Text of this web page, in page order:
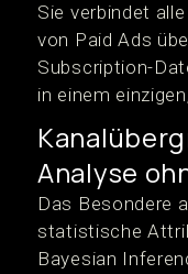
Sie verbindet
von Paid Ads
Subscription-
in einem
Analyse
Das Besondere
statistische
Bayesian